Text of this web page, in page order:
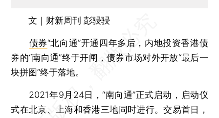
文｜财新周刊 彭骎骎
债券“北向通”开通四年多后，内地投资香港债
券的“南向通”终于开闸，债券市场对外开放“最后一
块拼图”终于落地。
2021年9月24日，“南向通”正式启动，启动仪
式在北京、上海和香港三地同时进行。交易首日，